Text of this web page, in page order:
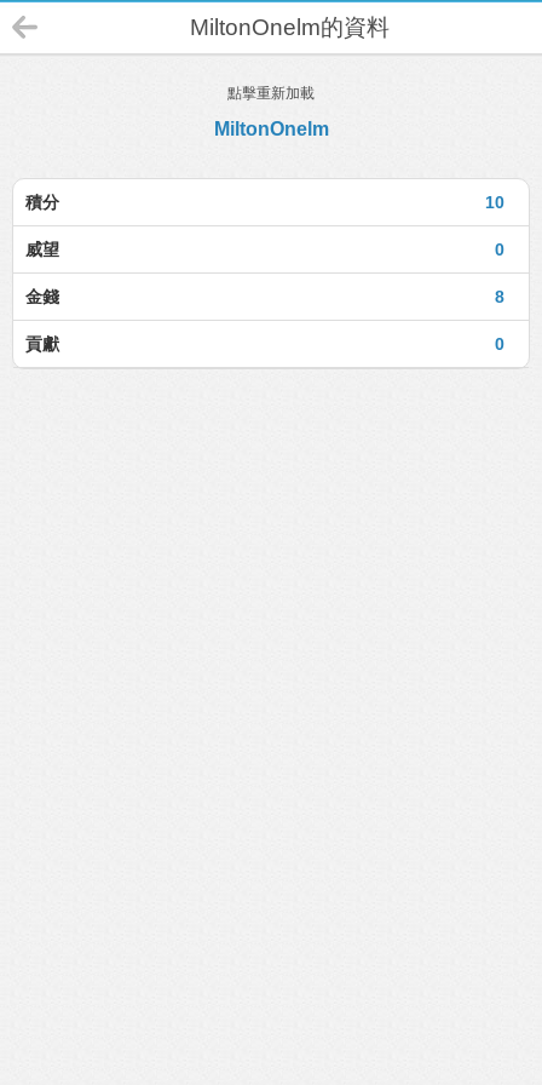
MiltonOnelm的資料
點擊重新加載
MiltonOnelm
10
積分
0
威望
8
金錢
0
貢獻